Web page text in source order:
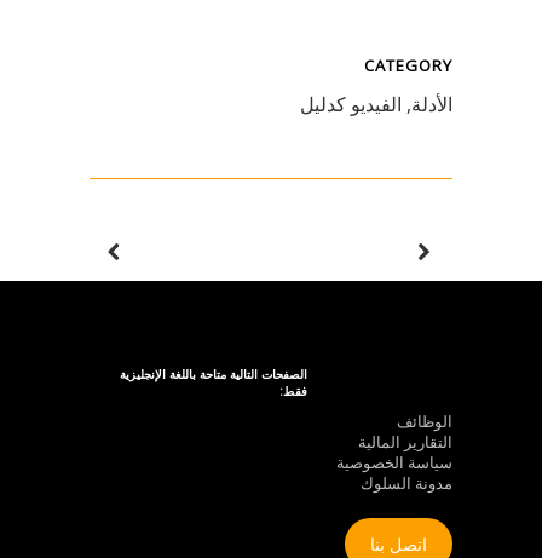
CATEGORY
الأدلة, الفيديو كدليل
الصفحات التالية متاحة باللغة الإنجليزية
فقط:
الوظائف
التقارير المالية
سياسة الخصوصية
مدونة السلوك
اتصل بنا